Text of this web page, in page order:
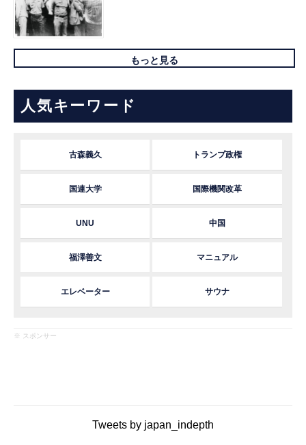
もっと見る
人気キーワード
古森義久 トランプ政権
国連大学 国際機関改革
UNU 中国
福澤善文 マニュアル
エレベーター サウナ
※ スポンサー
Tweets by japan_indepth